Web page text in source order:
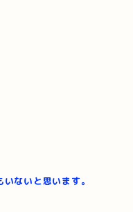
ないと思います。